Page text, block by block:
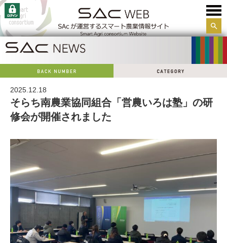
サイ
2025.12.18
そらち南農業協同組合「営農いろは塾」の研
修会が開催されました